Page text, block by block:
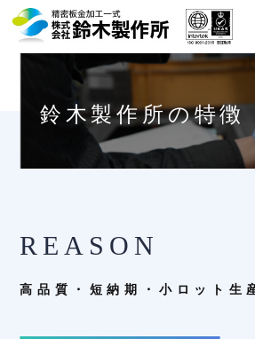
鈴木製作所の特徴
REASON
高品質・短納期・小ロット生